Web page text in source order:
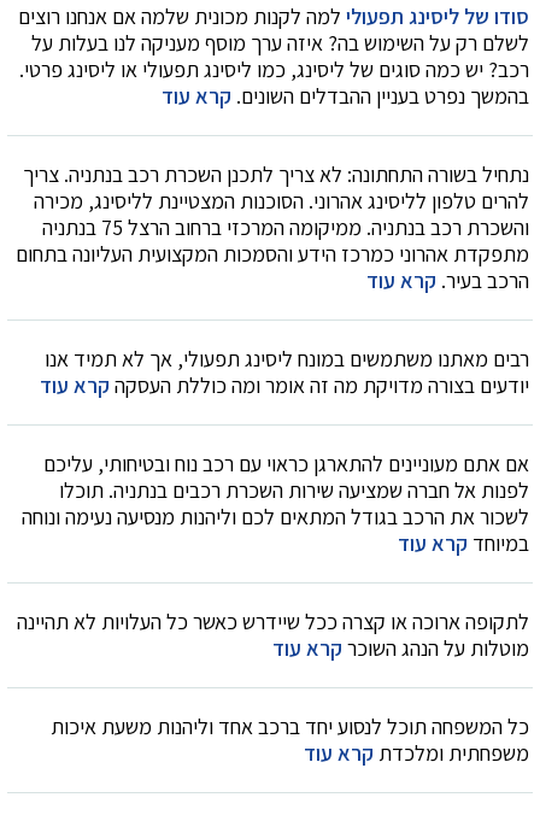
סודו של ליסינג תפעולי למה לקנות מכונית שלמה אם אנחנו רוצים
לשלם רק על השימוש בה? איזה ערך מוסף מעניקה לנו בעלות על
רכב? יש כמה סוגים של ליסינג, כמו ליסינג תפעולי או ליסינג פרטי.
בהמשך נפרט בעניין ההבדלים השונים. קרא עוד
נתחיל בשורה התחתונה: לא צריך לתכנן השכרת רכב בנתניה. צריך
להרים טלפון לליסינג אהרוני. הסוכנות המצטיינת לליסינג, מכירה
והשכרת רכב בנתניה. ממיקומה המרכזי ברחוב הרצל 75 בנתניה
מתפקדת אהרוני כמרכז הידע והסמכות המקצועית העליונה בתחום
הרכב בעיר. קרא עוד
רבים מאתנו משתמשים במונח ליסינג תפעולי, אך לא תמיד אנו
יודעים בצורה מדויקת מה זה אומר ומה כוללת העסקה קרא עוד
אם אתם מעוניינים להתארגן כראוי עם רכב נוח ובטיחותי, עליכם
לפנות אל חברה שמציעה שירות השכרת רכבים בנתניה. תוכלו
לשכור את הרכב בגודל המתאים לכם וליהנות מנסיעה נעימה ונוחה
במיוחד קרא עוד
לתקופה ארוכה או קצרה ככל שיידרש כאשר כל העלויות לא תהיינה
מוטלות על הנהג השוכר קרא עוד
כל המשפחה תוכל לנסוע יחד ברכב אחד וליהנות משעת איכות
משפחתית ומלכדת קרא עוד